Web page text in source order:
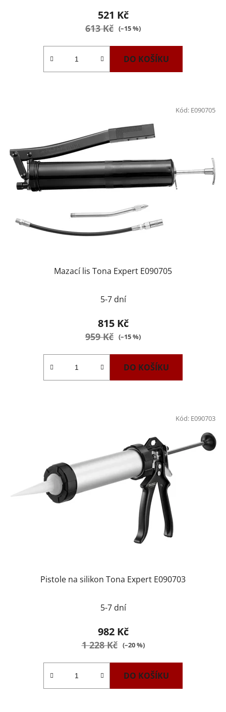
521 Kč
613 Kč (–15 %)
DO KOŠÍKU
Mazací lis Tona Expert E090705
5-7 dní
815 Kč
959 Kč (–15 %)
DO KOŠÍKU
Kód: E090705
Pistole na silikon Tona Expert E090703
hodnocení
produktu
je
5-7 dní
982 Kč
1 228 Kč (–20 %)
DO KOŠÍKU
Kód: E090703